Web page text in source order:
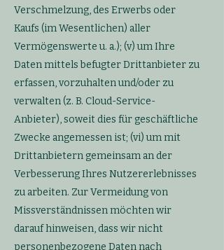
Verschmelzung, des Erwerbs oder
Kaufs (im Wesentlichen) aller
Vermögenswerte u. a.); (v) um Ihre
Daten mittels befugter Drittanbieter zu
erfassen, vorzuhalten und/oder zu
verwalten (z. B. Cloud-Service-
Anbieter), soweit dies für geschäftliche
Zwecke angemessen ist; (vi) um mit
Drittanbietern gemeinsam an der
Verbesserung Ihres Nutzererlebnisses
zu arbeiten. Zur Vermeidung von
Missverständnissen möchten wir
darauf hinweisen, dass wir nicht
personenbezogene Daten nach